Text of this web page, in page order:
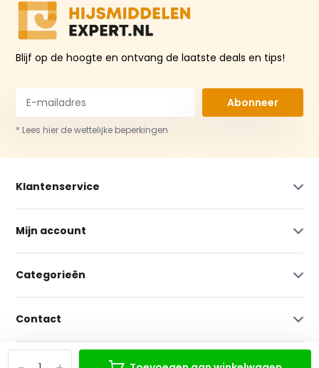
Blijf op de hoogte en ontvang de laatste deals en tips!
Abonneer
* Lees hier de wettelijke beperkingen
Klantenservice
Mijn account
Categorieën
Contact